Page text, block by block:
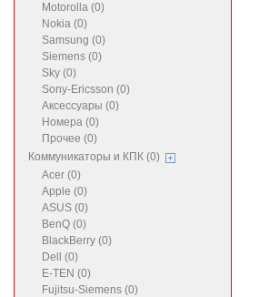
Motorolla (0)
Nokia (0)
Samsung (0)
Siemens (0)
Sky (0)
Sony-Ericsson (0)
Аксессуары (0)
Номера (0)
Прочее (0)
Коммуникаторы и КПК (0)
Acer (0)
Apple (0)
ASUS (0)
BenQ (0)
BlackBerry (0)
Dell (0)
E-TEN (0)
Fujitsu-Siemens (0)